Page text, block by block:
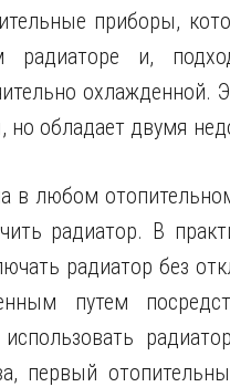
приборы,
и,
охлажденной.
обладает двумя
в любом
радиатор. В
радиатор без
путем
первый